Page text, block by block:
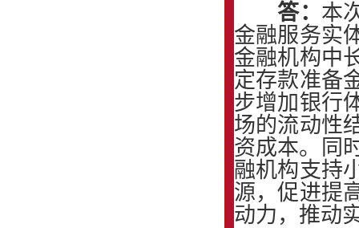
答： 本
金融服务实
金融机构中
定存款准备
步增加银行
场的流动性
资成本。同
融机构支持
源，促进提
动力，推动